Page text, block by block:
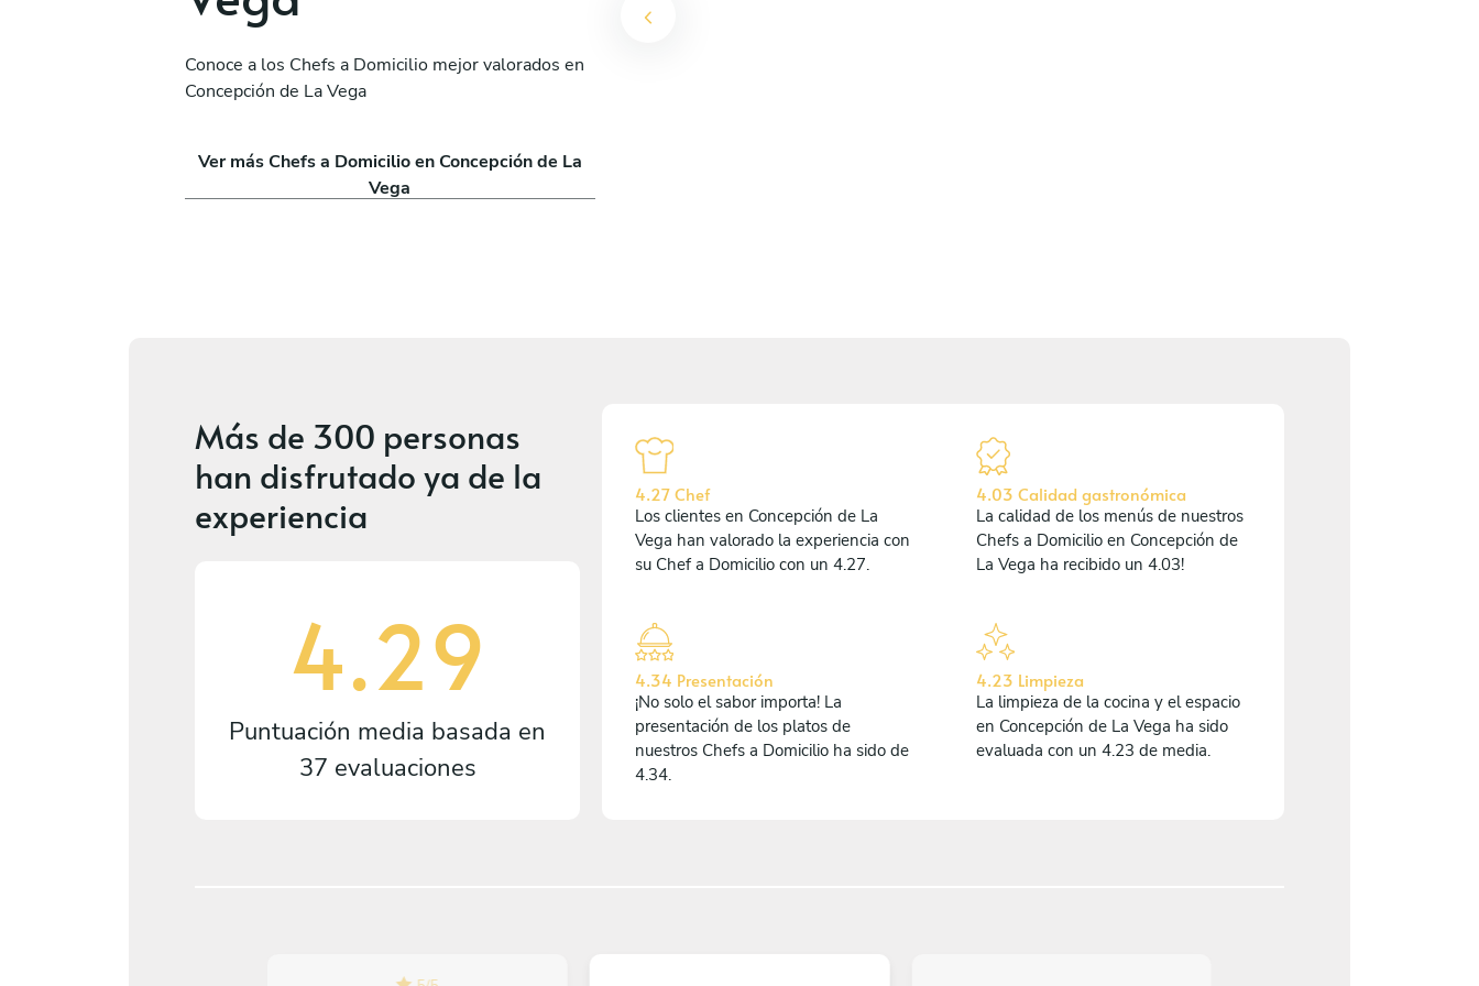
Conoce a los Chefs a Domicilio mejor valorados en
Concepción de La Vega
Ver más Chefs a Domicilio en Concepción de La
Vega
Más de 300 personas
han disfrutado ya de la
experiencia
4.29
Puntuación media basada en
37 evaluaciones
4.27 Chef
Los clientes en Concepción de La
Vega han valorado la experiencia con
su Chef a Domicilio con un 4.27.
4.03 Calidad gastronómica
La calidad de los menús de nuestros
Chefs a Domicilio en Concepción de
La Vega ha recibido un 4.03!
4.34 Presentación
¡No solo el sabor importa! La
presentación de los platos de
nuestros Chefs a Domicilio ha sido de
4.34.
4.23 Limpieza
La limpieza de la cocina y el espacio
en Concepción de La Vega ha sido
evaluada con un 4.23 de media.